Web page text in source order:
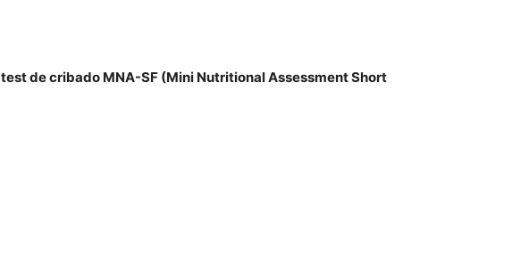
de cribado MNA-SF (Mini Nutritional Assessment Short